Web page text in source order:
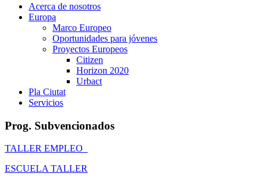
Acerca de nosotros
Europa
Marco Europeo
Oportunidades para jóvenes
Proyectos Europeos
Citizen
Horizon 2020
Urbact
Pla Ciutat
Servicios
Prog. Subvencionados
TALLER EMPLEO
ESCUELA TALLER